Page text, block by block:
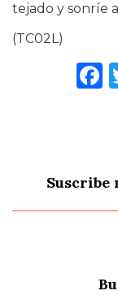
tejado y sonríe
(TC02L)
Suscribe